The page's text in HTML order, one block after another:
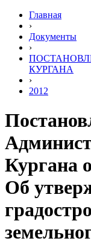
Главная
›
Документы
›
КУРГАНА
›
2012
Кургана
Об